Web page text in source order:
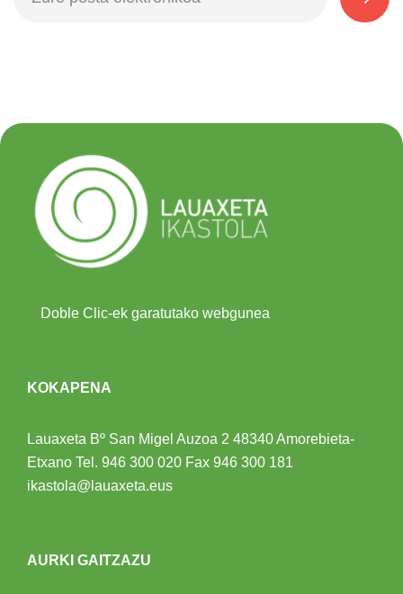
Doble Clic-ek garatutako webgunea
KOKAPENA
Lauaxeta Bº San Migel Auzoa 2 48340 Amorebieta-
Etxano Tel. 946 300 020 Fax 946 300 181
ikastola@lauaxeta.eus
AURKI GAITZAZU